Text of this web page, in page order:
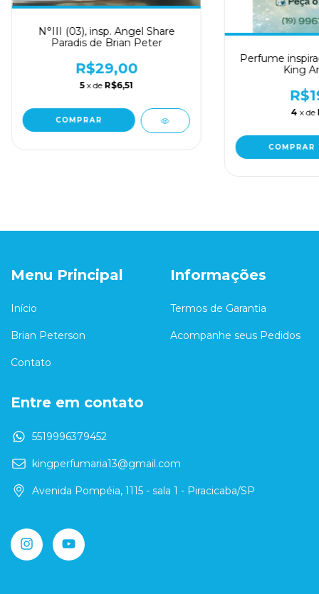
N°III (03), insp. Angel Share
Paradis de Brian Peter
R$29,00
5 x de R$6,51
COMPRAR
Perfume
King
4 x de
COMPRAR
Menu Principal
Início
Brian Peterson
Contato
Informações
Termos de Garantia
Acompanhe seus Pedidos
Entre em contato
5519996379452
kingperfumaria13@gmail.com
Avenida Pompéia, 1115 - sala 1 - Piracicaba/SP